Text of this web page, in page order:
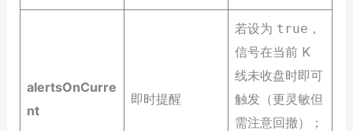
alertsOnCurre
nt
即时提醒
若设为 true ，
信号在当前 K
线未收盘时即可
触发（更灵敏但
需注意回撤）；